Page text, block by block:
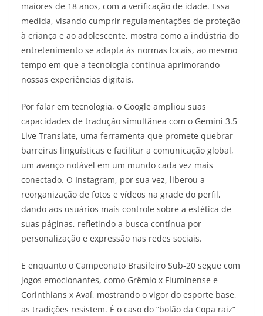
maiores de 18 anos, com a verificação de idade. Essa
medida, visando cumprir regulamentações de proteção
à criança e ao adolescente, mostra como a indústria do
entretenimento se adapta às normas locais, ao mesmo
tempo em que a tecnologia continua aprimorando
nossas experiências digitais.
Por falar em tecnologia, o Google ampliou suas
capacidades de tradução simultânea com o Gemini 3.5
Live Translate, uma ferramenta que promete quebrar
barreiras linguísticas e facilitar a comunicação global,
um avanço notável em um mundo cada vez mais
conectado. O Instagram, por sua vez, liberou a
reorganização de fotos e vídeos na grade do perfil,
dando aos usuários mais controle sobre a estética de
suas páginas, refletindo a busca contínua por
personalização e expressão nas redes sociais.
E enquanto o Campeonato Brasileiro Sub-20 segue com
jogos emocionantes, como Grêmio x Fluminense e
Corinthians x Avaí, mostrando o vigor do esporte base,
as tradições resistem. É o caso do “bolão da Copa raiz”